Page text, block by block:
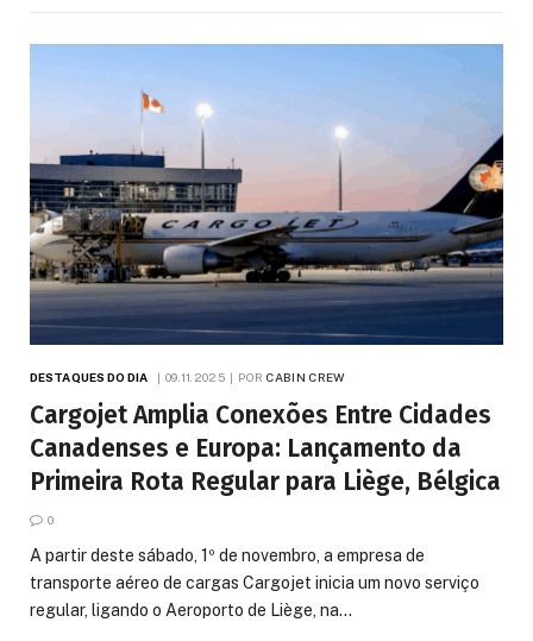
DESTAQUES DO DIA 09.11.2025 POR CABIN CREW
Cargojet Amplia Conexões Entre Cidades
Canadenses e Europa: Lançamento da
Primeira Rota Regular para Liège, Bélgica
0
A partir deste sábado, 1º de novembro, a empresa de
transporte aéreo de cargas Cargojet inicia um novo serviço
regular, ligando o Aeroporto de Liège, na…